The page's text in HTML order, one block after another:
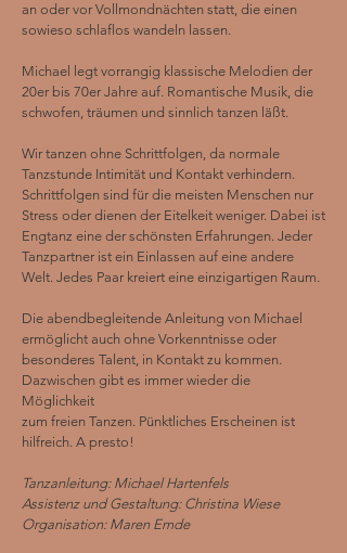
an oder vor Vollmondnächten statt, die einen
sowieso schlaflos wandeln lassen.
Michael legt vorrangig klassische Melodien der
20er bis 70er Jahre auf. Romantische Musik, die
schwofen, träumen und sinnlich tanzen läßt.
Wir tanzen ohne Schrittfolgen, da normale
Tanzstunde Intimität und Kontakt verhindern.
Schrittfolgen sind für die meisten Menschen nur
Stress oder dienen der Eitelkeit weniger. Dabei ist
Engtanz eine der schönsten Erfahrungen. Jeder
Tanzpartner ist ein Einlassen auf eine andere
Welt. Jedes Paar kreiert eine einzigartigen Raum.
Die abendbegleitende Anleitung von Michael
ermöglicht auch ohne Vorkenntnisse oder
besonderes Talent, in Kontakt zu kommen.
Dazwischen gibt es immer wieder die
Möglichkeit
zum freien Tanzen. Pünktliches Erscheinen ist
hilfreich. A presto!
Tanzanleitung: Michael Hartenfels
Assistenz und Gestaltung: Christina Wiese
Organisation: Maren Emde